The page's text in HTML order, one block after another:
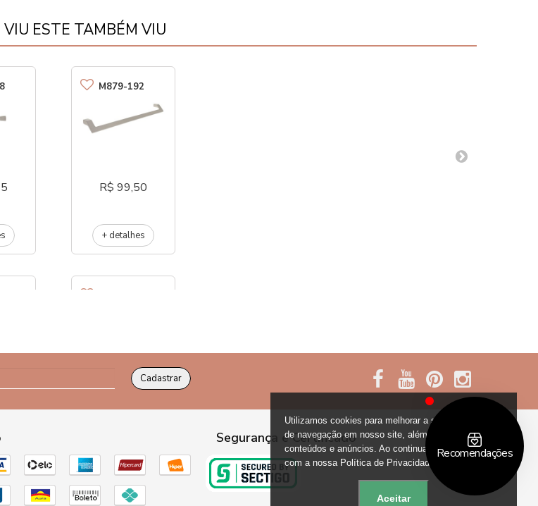
VIU ESTE TAMBÉM VIU
M879-192
R$ 99,50
+ detalhes
Cadastrar
Segurança e Certificado
Utilizamos cookies para melhorar a sua experiência
de navegação em nosso site, além de personalizar
conteúdos e anúncios. Ao continuar, você concorda
com a nossa Política de Privacidade.
Aceitar